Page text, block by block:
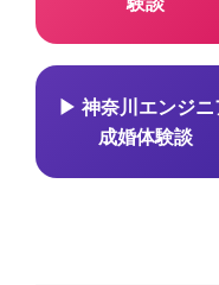
▶ 神奈川エンジニ
成婚体験談